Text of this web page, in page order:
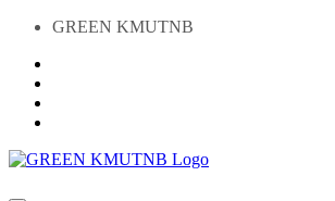
GREEN KMUTNB